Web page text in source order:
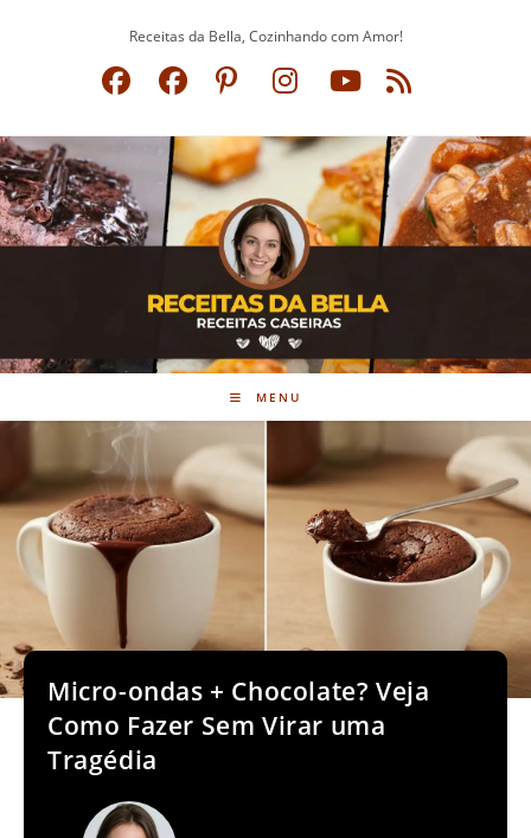
Receitas da Bella, Cozinhando com Amor!
MENU
Micro-ondas + Chocolate? Veja
Como Fazer Sem Virar uma
Tragédia